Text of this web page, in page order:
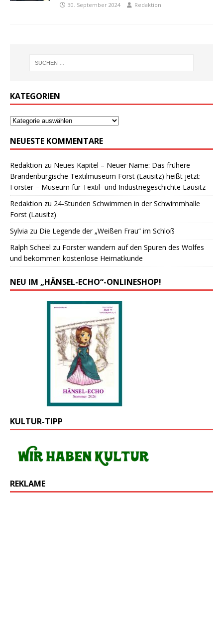
30. September 2024 Redaktion
KATEGORIEN
NEUESTE KOMMENTARE
Redaktion zu Neues Kapitel – Neuer Name: Das frühere
Brandenburgische Textilmuseum Forst (Lausitz) heißt jetzt:
Forster – Museum für Textil- und Industriegeschichte Lausitz
Redaktion zu 24-Stunden Schwimmen in der Schwimmhalle
Forst (Lausitz)
Sylvia zu Die Legende der „Weißen Frau“ im Schloß
Ralph Scheel zu Forster wandern auf den Spuren des Wolfes
und bekommen kostenlose Heimatkunde
NEU IM „HÄNSEL-ECHO“-ONLINESHOP!
KULTUR-TIPP
REKLAME